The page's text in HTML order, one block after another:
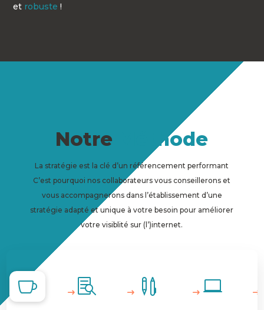
et robuste !
Notre Méthode
La stratégie est la clé d’un référencement performant
C’est pourquoi nos collaborateurs vous conseillerons et
vous accompagnerons dans l’établissement d’une
stratégie adapté et unique à votre besoin pour améliorer
votre visiblité sur (l’)internet.
   